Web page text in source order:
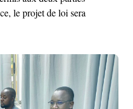
le projet de loi sera